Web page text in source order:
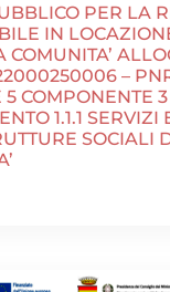
PER LA
IN
COMUNITA’
–
5 COMPONENTE 3
1.1.1 SERVIZI
SOCIALI